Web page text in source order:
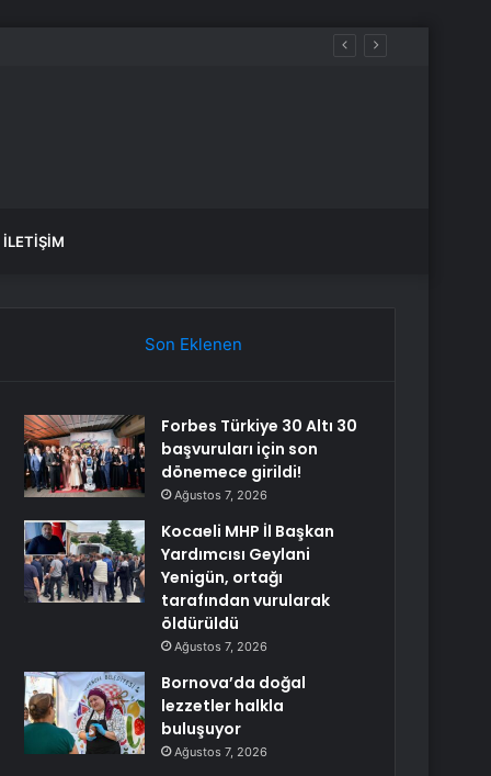
İLETIŞIM
Son Eklenen
Forbes Türkiye 30 Altı 30
başvuruları için son
dönemece girildi!
Ağustos 7, 2026
Kocaeli MHP İl Başkan
Yardımcısı Geylani
Yenigün, ortağı
tarafından vurularak
öldürüldü
Ağustos 7, 2026
Bornova’da doğal
lezzetler halkla
buluşuyor
Ağustos 7, 2026